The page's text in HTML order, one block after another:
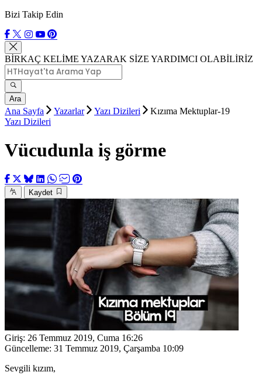
Bizi Takip Edin
BİRKAÇ KELİME YAZARAK SİZE YARDIMCI OLABİLİRİZ
Ara
Ana Sayfa Yazarlar Yazı Dizileri
Kızıma Mektuplar-19
Yazı Dizileri
Vücudunla iş görme
Kaydet
Giriş: 26 Temmuz 2019, Cuma 16:26
Güncelleme: 31 Temmuz 2019, Çarşamba 10:09
Sevgili kızım,